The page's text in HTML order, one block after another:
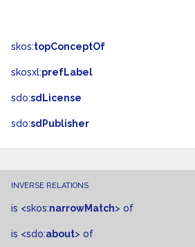
skos:topConceptOf
skosxl:prefLabel
sdo:sdLicense
sdo:sdPublisher
INVERSE RELATIONS
is <skos:narrowMatch> of
is <sdo:about> of